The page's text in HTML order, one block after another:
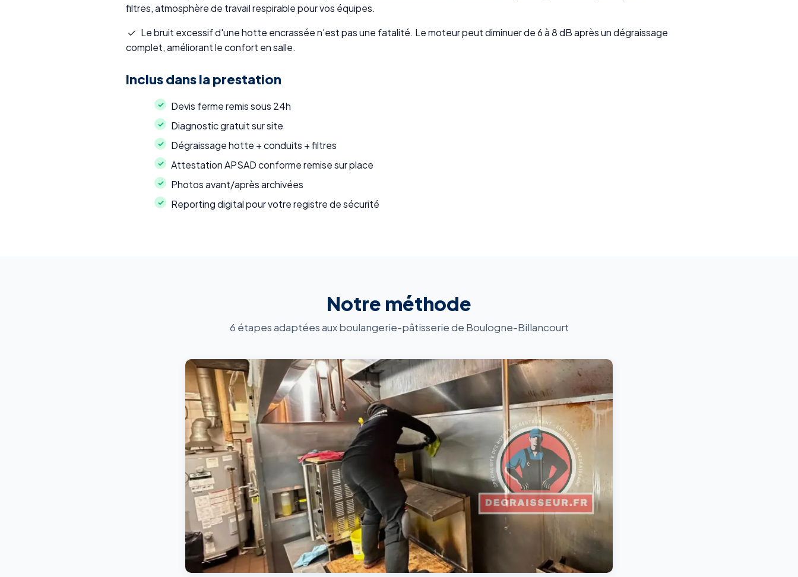
filtres, atmosphère de travail respirable pour vos équipes.
Le bruit excessif d'une hotte encrassée n'est pas une fatalité. Le moteur peut diminuer de 6 à 8 dB après un dégraissage
complet, améliorant le confort en salle.
Inclus dans la prestation
Devis ferme remis sous 24h
Diagnostic gratuit sur site
Dégraissage hotte + conduits + filtres
Attestation APSAD conforme remise sur place
Photos avant/après archivées
Reporting digital pour votre registre de sécurité
Notre méthode
6 étapes adaptées aux boulangerie-pâtisserie de Boulogne-Billancourt